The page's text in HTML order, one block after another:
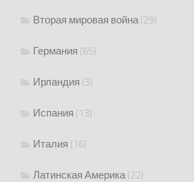
Вторая мировая война(29)
Германия (65)
Ирландия (3)
Испания (13)
Италия (16)
Латинская Америка(22)